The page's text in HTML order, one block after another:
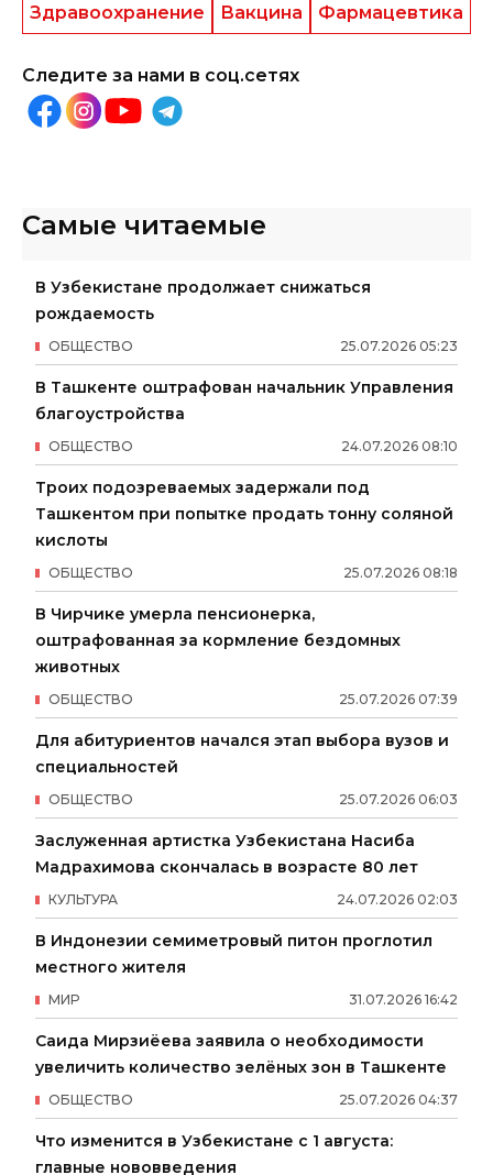
Здравоохранение Вакцина Фармацевтика
Следите за нами в соц.сетях
Самые читаемые
В Узбекистане продолжает снижаться
рождаемость
25.07.2026 05:23
ОБЩЕСТВО
В Ташкенте оштрафован начальник Управления
благоустройства
24.07.2026 08:10
ОБЩЕСТВО
Троих подозреваемых задержали под
Ташкентом при попытке продать тонну соляной
кислоты
25.07.2026 08:18
ОБЩЕСТВО
В Чирчике умерла пенсионерка,
оштрафованная за кормление бездомных
животных
25.07.2026 07:39
ОБЩЕСТВО
Для абитуриентов начался этап выбора вузов и
специальностей
25.07.2026 06:03
ОБЩЕСТВО
Заслуженная артистка Узбекистана Насиба
Мадрахимова скончалась в возрасте 80 лет
24.07.2026 02:03
КУЛЬТУРА
В Индонезии семиметровый питон проглотил
местного жителя
31.07.2026 16:42
МИР
Саида Мирзиёева заявила о необходимости
увеличить количество зелёных зон в Ташкенте
25.07.2026 04:37
ОБЩЕСТВО
Что изменится в Узбекистане с 1 августа:
главные нововведения